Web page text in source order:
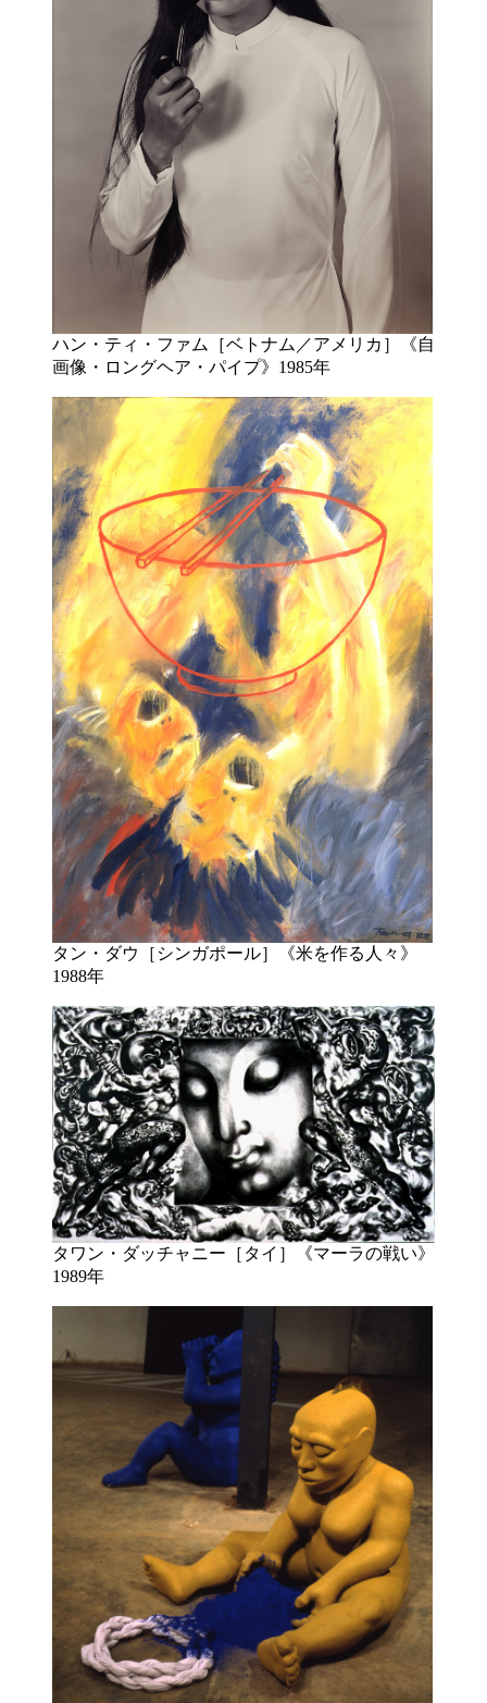
ハン・ティ・ファム［ベトナム／アメリカ］《自
画像・ロングヘア・パイプ》1985年
タン・ダウ［シンガポール］《米を作る人々》
1988年
タワン・ダッチャニー［タイ］《マーラの戦い》
1989年